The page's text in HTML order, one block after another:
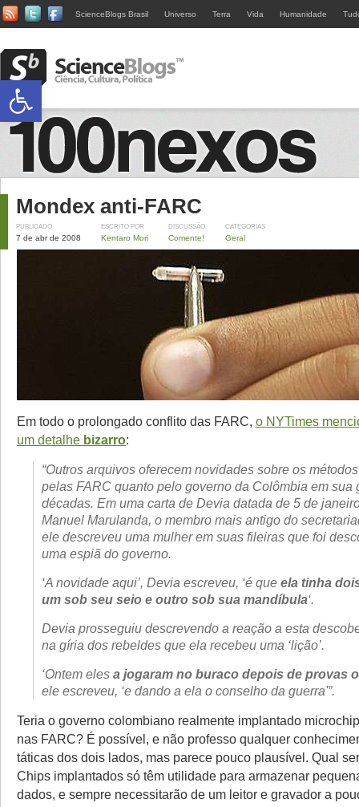
ScienceBlogs Brasil Universo Terra Vida Humanidade
Mondex anti-FARC
PUBLICADO
7 de abr de 2008
ESCRITO POR
Kentaro Mori
DISCUSSÃO
Comente!
CATEGORIAS
Geral
Em todo o prolongado conflito das FARC, o NYTimes
um detalhe bizarro:
“Outros arquivos oferecem novidades sobre os
pelas FARC quanto pelo governo da Colômbia em sua
décadas. Em uma carta de Devia datada de 5 de
Manuel Marulanda, o membro mais antigo do
ele descreveu uma mulher em suas fileiras que foi
uma espiã do governo.
‘A novidade aqui’, Devia escreveu, ‘é que ela tinha
um sob seu seio e outro sob sua mandíbula‘.
Devia prosseguiu descrevendo a reação a esta
na gíria dos rebeldes que ela recebeu uma ‘lição’.
‘Ontem eles a jogaram no buraco depois de provas
ele escreveu, ‘e dando a ela o conselho da guerra'”.
Teria o governo colombiano realmente implantado
nas FARC? É possível, e não professo qualquer
táticas dos dois lados, mas parece pouco plausível. Qual
Chips implantados só têm utilidade para armazenar
dados, e sempre necessitarão de um leitor e gravador a
Abrir a barra de ferramentas